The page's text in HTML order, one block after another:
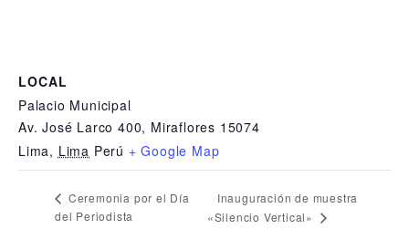
LOCAL
Palacio Municipal
Av. José Larco 400, Miraflores 15074
Lima, Lima Perú + Google Map
Ceremonia por el Día
del Periodista
Inauguración de muestra
«Silencio Vertical»